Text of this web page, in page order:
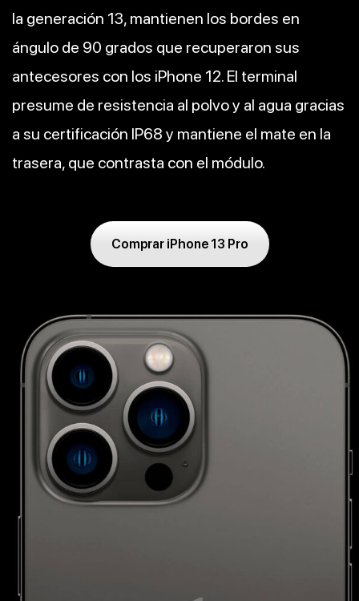
la generación 13, mantienen los bordes en
ángulo de 90 grados que recuperaron sus
antecesores con los iPhone 12. El terminal
presume de resistencia al polvo y al agua gracias
a su certificación IP68 y mantiene el mate en la
trasera, que contrasta con el módulo.
Comprar iPhone 13 Pro